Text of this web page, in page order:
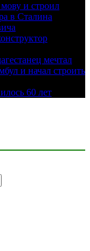
и строил
в Сталина
мечтал
и начал строить
60 лет